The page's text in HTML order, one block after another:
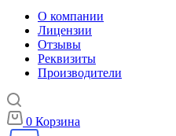
О компании
Лицензии
Отзывы
Реквизиты
Производители
0 Корзина